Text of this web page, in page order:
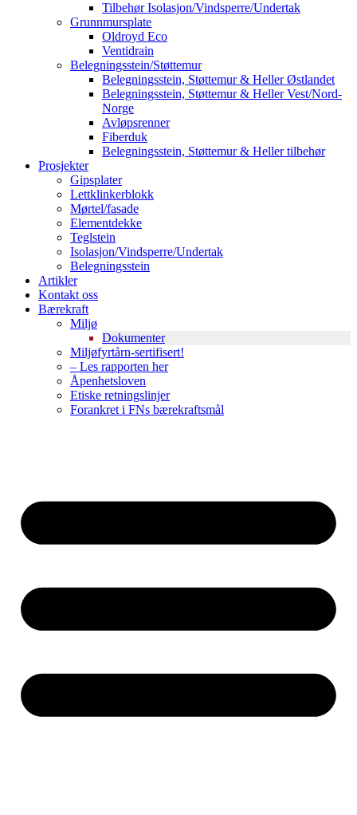
Tilbehør Isolasjon/Vindsperre/Undertak
Grunnmursplate
Oldroyd Eco
Ventidrain
Belegningsstein/Støttemur
Belegningsstein, Støttemur & Heller Østlandet
Belegningsstein, Støttemur & Heller Vest/Nord-
Norge
Avløpsrenner
Fiberduk
Belegningsstein, Støttemur & Heller tilbehør
Prosjekter
Gipsplater
Lettklinkerblokk
Mørtel/fasade
Elementdekke
Teglstein
Isolasjon/Vindsperre/Undertak
Belegningsstein
Artikler
Kontakt oss
Bærekraft
Miljø
Dokumenter
Miljøfyrtårn-sertifisert!
– Les rapporten her
Åpenhetsloven
Etiske retningslinjer
Forankret i FNs bærekraftsmål